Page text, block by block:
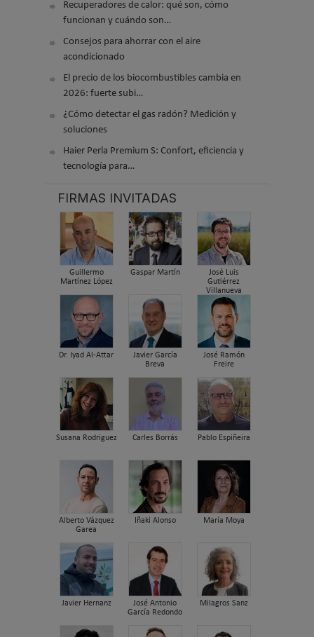
Recuperadores de calor: qué son, cómo
funcionan y cuándo son…
Consejos para ahorrar con el aire
acondicionado
El precio de los biocombustibles cambia en
2026: fuerte subi…
¿Cómo detectar el gas radón? Medición y
soluciones
Haier Perla Premium S: Confort, eficiencia y
tecnología para…
FIRMAS INVITADAS
Guillermo
Martínez López
Gaspar Martín
José Luis
Gutiérrez
Villanueva
Dr. Iyad Al-Attar
Javier García
Breva
José Ramón
Freire
Susana Rodriguez Carles Borrás Pablo Espiñeira
Alberto Vázquez
Garea
Iñaki Alonso María Moya
Javier Hernanz
José Antonio
García Redondo
Milagros Sanz